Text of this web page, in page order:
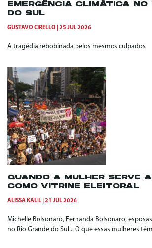
EMERGÊNCIA CLIMÁTICA NO
DO SUL
GUSTAVO CIRELLO 25 JUL 2026
A tragédia rebobinada pelos mesmos culpados
QUANDO A MULHER SERVE
COMO VITRINE ELEITORAL
ALISSA KALIL 21 JUL 2026
Michelle Bolsonaro, Fernanda Bolsonaro,
no Rio Grande do Sul... O que essas mulheres